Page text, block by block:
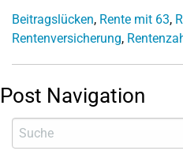
Beitragslücken, Rente mit 63,
Rentenversicherung,
Post Navigation